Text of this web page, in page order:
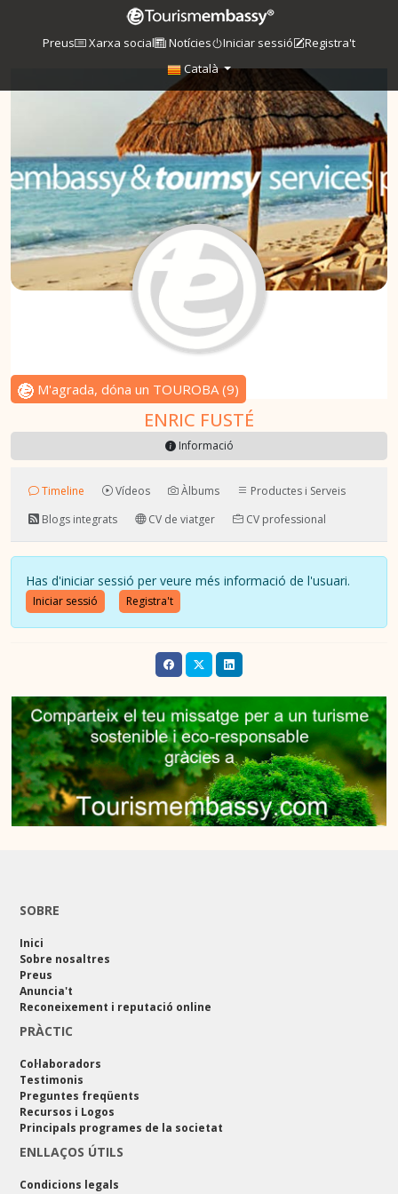
Preus Xarxa social Notícies Iniciar sessió
Registra't
Català
M'agrada, dóna un TOUROBA(9)
ENRIC FUSTÉ
Informació
Timeline Vídeos Àlbums
Productes i Serveis
Blogs integrats
CV de viatger CV professional
Has d'iniciar sessió per veure més informació de l'usuari.
Iniciar sessió Registra't
SOBRE
Inici
Sobre nosaltres
Preus
Anuncia't
Reconeixement i reputació online
PRÀCTIC
Col·laboradors
Testimonis
Preguntes freqüents
Recursos i Logos
Principals programes de la societat
ENLLAÇOS ÚTILS
Condicions legals